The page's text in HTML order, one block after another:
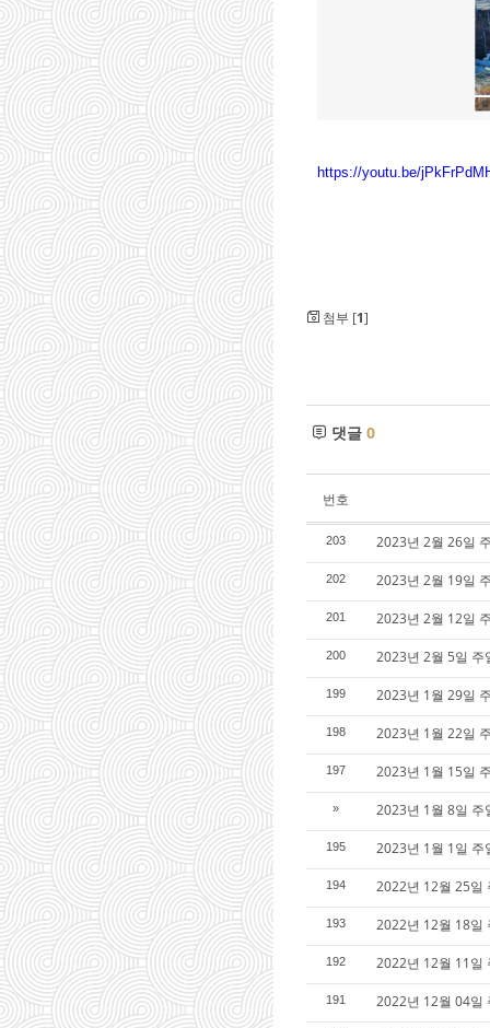
https://youtu.be/
첨부 [1]
댓글 0
번호
203 2023년 2월 26일
202 2023년 2월 19일
201 2023년 2월 12일
200 2023년 2월 5일 주
199 2023년 1월 29일
198 2023년 1월 22일
197 2023년 1월 15일
» 2023년 1월 8일 주
195 2023년 1월 1일 주
194 2022년 12월 25일
193 2022년 12월 18일
192 2022년 12월 11일
191 2022년 12월 04일